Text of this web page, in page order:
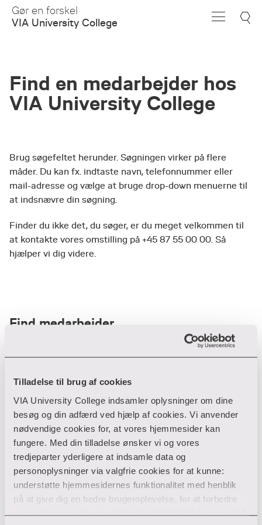
Tilladelse til brug af cookies
VIA University College indsamler oplysninger om dine
besøg og din adfærd ved hjælp af cookies. Vi anvender
nødvendige cookies for, at vores hjemmesider kan
fungere. Med din tilladelse ønsker vi og vores
tredjeparter yderligere at indsamle data og
personoplysninger via valgfrie cookies for at kunne:
understøtte hjemmesidernes funktionalitet med henblik
på at give dig en bedre brugeroplevelse, for at forbedre
vores hjemmesider og udarbejde statistik på baggrund af
Skip
Main
Gør en forskel
VIA University College
Find en medarbejder hos
VIA University College
Brug søgefeltet herunder. Søgningen virker på flere
måder. Du kan fx. indtaste navn, telefonnummer eller
mail-adresse og vælge at bruge drop-down menuerne til
at indsnævre din søgning.
Finder du ikke det, du søger, er du meget velkommen til
at kontakte vores omstilling på +45 87 55 00 00. Så
hjælper vi dig videre.
Find medarbejder
Filter
Ryd filtre
Din søgning gav desværre ikke noget resultat
Giv ikke op endnu!